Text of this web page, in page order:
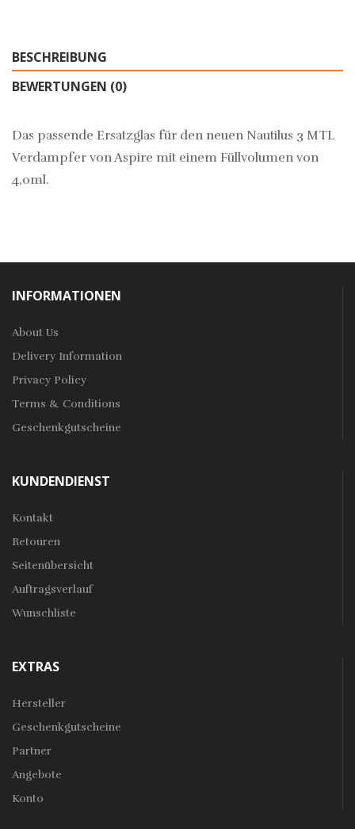
BESCHREIBUNG
BEWERTUNGEN (0)
Das passende Ersatzglas für den neuen Nautilus 3 MTL
Verdampfer von Aspire mit einem Füllvolumen von
4,0ml.
INFORMATIONEN
About Us
Delivery Information
Privacy Policy
Terms & Conditions
Geschenkgutscheine
KUNDENDIENST
Kontakt
Retouren
Seitenübersicht
Auftragsverlauf
Wunschliste
EXTRAS
Hersteller
Geschenkgutscheine
Partner
Angebote
Konto